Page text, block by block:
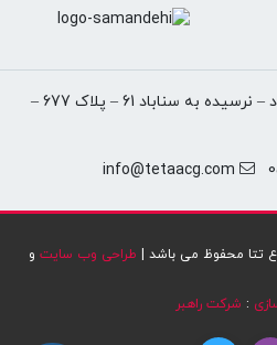
مشهد –انتهای خیابان سناباد – نرسیده به سناباد 61 – پلاک 677 –
info@tetaacg.com
تتا محفوظ می باشد | طراحی وب سایت و
: شرکت راهبر